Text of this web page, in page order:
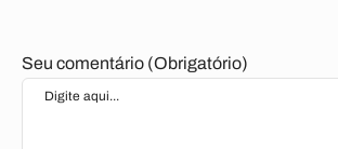
Seu comentário (Obrigatório)